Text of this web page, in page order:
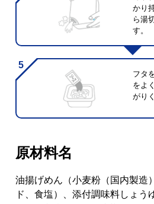
かり
ら湯
す。
フタ
をよ
がり
原材料名
油揚げめん（小麦粉（国内製造
ド、食塩）、添付調味料しょう